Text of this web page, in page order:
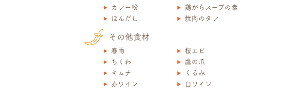
カレー粉
鶏がらスープの素
ほんだし
焼肉のタレ
その他食材
春雨
桜エビ
ちくわ
鷹の爪
キムチ
くるみ
赤ワイン
白ワイン